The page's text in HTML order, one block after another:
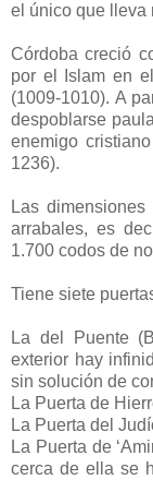
el único que lleva
Córdoba creció
por el Islam en
(1009-1010). A
despoblarse
enemigo
1236).
Las
arrabales, es
1.700 codos de
Tiene siete
La del Puente
exterior hay
sin solución de
La Puerta de
La Puerta del
La Puerta de
cerca de ella se